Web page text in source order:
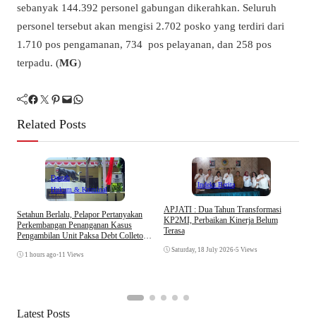
sebanyak 144.392 personel gabungan dikerahkan. Seluruh
personel tersebut akan mengisi 2.702 posko yang terdiri dari
1.710 pos pengamanan, 734 pos pelayanan, dan 258 pos
terpadu. (MG)
Facebook Twitter Pinterest Mail WhatsApp
Related Posts
Daerah
Hukum & Kriminal
Setahun Berlalu, Pelapor Pertanyakan
Perkembangan Penanganan Kasus
Pengambilan Unit Paksa Debt Colletor
1 hours ago •11 Views
Indeks Berita
APJATI : Dua Tahun Transformasi
KP2MI, Perbaikan Kinerja Belum
Terasa
Saturday, 18 July 2026•5 Views
Latest Posts